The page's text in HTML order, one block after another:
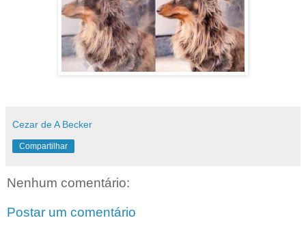
Cezar de A Becker
Compartilhar
Nenhum comentário:
Postar um comentário